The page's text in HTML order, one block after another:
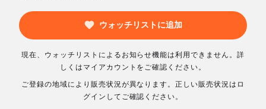
ウォッチリストに追加
現在、ウォッチリストによるお知らせ機能は利用できません。詳
しくはマイアカウントをご確認ください。
ご登録の地域により販売状況が異なります。正しい販売状況はロ
グインしてご確認ください。